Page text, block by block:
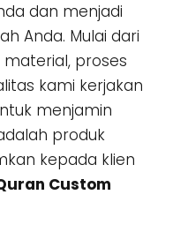
dan menjadi
Anda. Mulai dari
proses
kami kerjakan
menjamin
produk
kepada klien
Custom